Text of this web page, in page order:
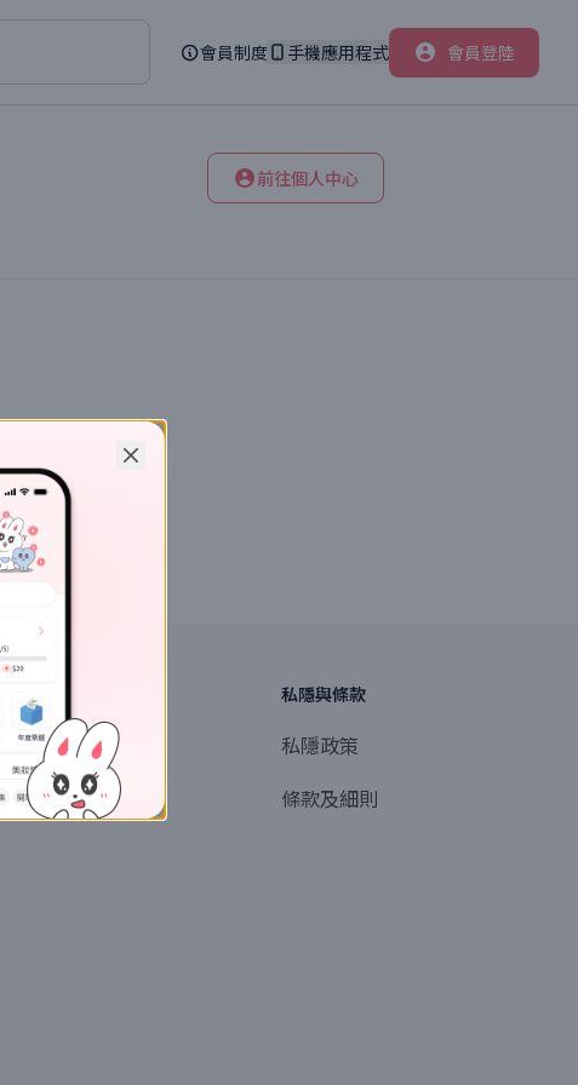
會員制度 手機應用程式 會員登陸
前往個人中心
探索
商業或媒體聯絡
產品提名
私隱與條款
私隱政策
條款及細則